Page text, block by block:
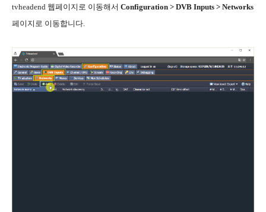
tvheadend 웹페이지로 이동해서 Configuration > DVB Inputs > Networks
페이지로 이동합니다.